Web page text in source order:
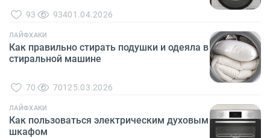
93 93401.04.2026
ЛАЙФХАКИ
Как правильно стирать подушки и одеяла в
стиральной машине
70 701 25.03.2026
ЛАЙФХАКИ
Как пользоваться электрическим духовым
шкафом